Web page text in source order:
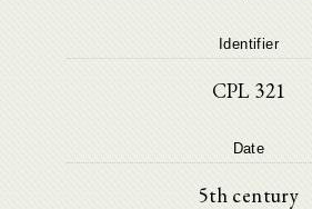
Identifier
CPL 321
Date
5th century